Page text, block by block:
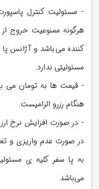
هرگونه ممنوعیت خروج
کننده می‌باشد و آژانس
مسئولیتی ندارد.
هنگام رزرو الزامیست.
- در صورت افزایش نرخ
در صورت عدم واریزی و
به پا سفر کلیه ی
می‌باشد